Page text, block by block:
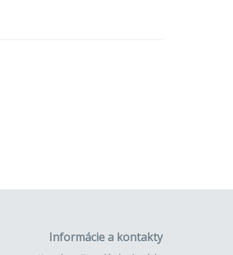
Informácie a kontakty